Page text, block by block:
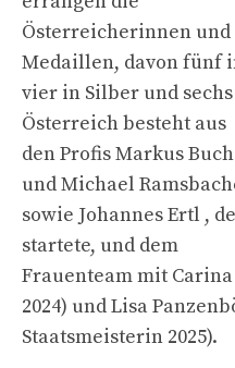
Österreicherinnen und
Medaillen, davon fünf
vier in Silber und
Österreich besteht aus
den Profis Markus
und Michael
sowie Johannes Ertl ,
startete, und dem
Frauenteam mit
2024) und Lisa
Staatsmeisterin 2025).